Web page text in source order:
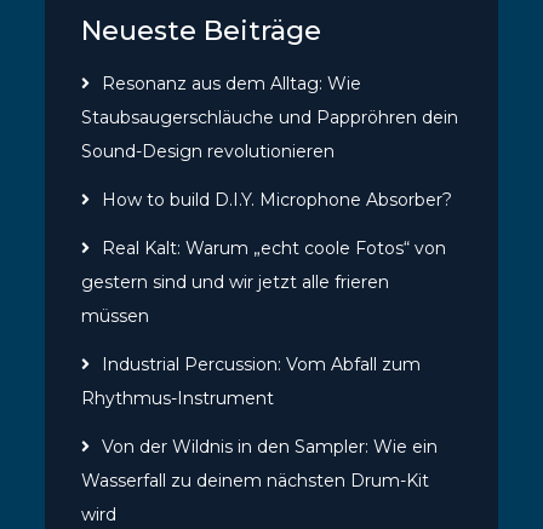
Neueste Beiträge
Resonanz aus dem Alltag: Wie
Staubsaugerschläuche und Pappröhren dein
Sound-Design revolutionieren
How to build D.I.Y. Microphone Absorber?
Real Kalt: Warum „echt coole Fotos“ von
gestern sind und wir jetzt alle frieren
müssen
Industrial Percussion: Vom Abfall zum
Rhythmus-Instrument
Von der Wildnis in den Sampler: Wie ein
Wasserfall zu deinem nächsten Drum-Kit
wird